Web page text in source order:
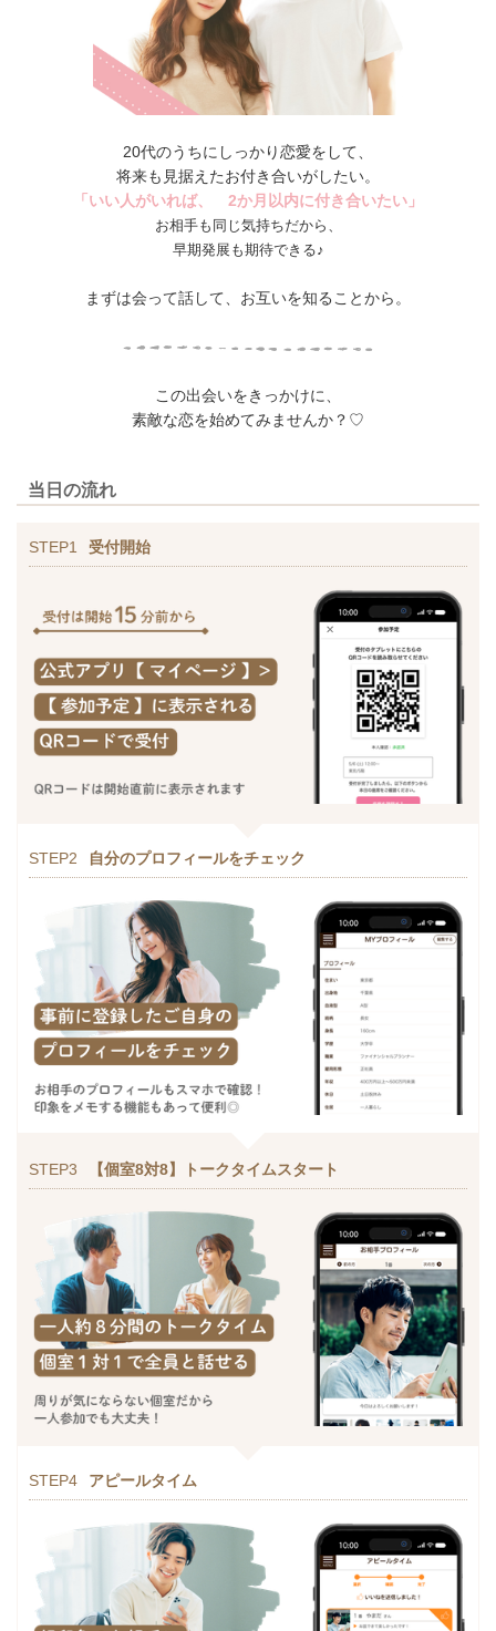
20代のうちにしっかり恋愛をして、
将来も見据えたお付き合いがしたい。
「いい人がいれば、 2か月以内に付き合いたい」
お相手も同じ気持ちだから、
早期発展も期待できる♪
まずは会って話して、お互いを知ることから。
この出会いをきっかけに、
素敵な恋を始めてみませんか？♡
当日の流れ
STEP1 受付開始
STEP2 自分のプロフィールをチェック
STEP3 【個室8対8】トークタイムスタート
STEP4 アピールタイム